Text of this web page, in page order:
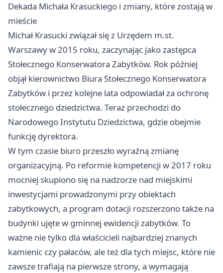
Dekada Michała Krasuckiego i zmiany, które zostają w
mieście
Michał Krasucki związał się z Urzędem m.st.
Warszawy w 2015 roku, zaczynając jako zastępca
Stołecznego Konserwatora Zabytków. Rok później
objął kierownictwo Biura Stołecznego Konserwatora
Zabytków i przez kolejne lata odpowiadał za ochronę
stołecznego dziedzictwa. Teraz przechodzi do
Narodowego Instytutu Dziedzictwa, gdzie obejmie
funkcję dyrektora.
W tym czasie biuro przeszło wyraźną zmianę
organizacyjną. Po reformie kompetencji w 2017 roku
mocniej skupiono się na nadzorze nad miejskimi
inwestycjami prowadzonymi przy obiektach
zabytkowych, a program dotacji rozszerzono także na
budynki ujęte w gminnej ewidencji zabytków. To
ważne nie tylko dla właścicieli najbardziej znanych
kamienic czy pałaców, ale też dla tych miejsc, które nie
zawsze trafiają na pierwsze strony, a wymagają